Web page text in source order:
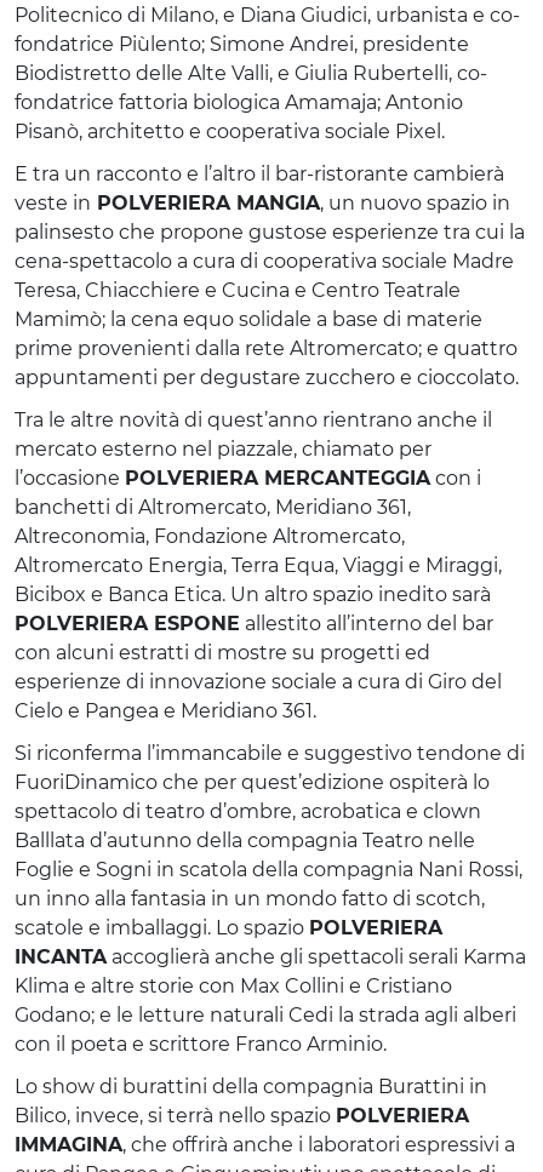
Politecnico di Milano, e Diana Giudici, urbanista e co-
fondatrice Piùlento; Simone Andrei, presidente
Biodistretto delle Alte Valli, e Giulia Rubertelli, co-
fondatrice fattoria biologica Amamaja; Antonio
Pisanò, architetto e cooperativa sociale Pixel.
E tra un racconto e l’altro il bar-ristorante cambierà
veste in POLVERIERA MANGIA, un nuovo spazio in
palinsesto che propone gustose esperienze tra cui la
cena-spettacolo a cura di cooperativa sociale Madre
Teresa, Chiacchiere e Cucina e Centro Teatrale
Mamimò; la cena equo solidale a base di materie
prime provenienti dalla rete Altromercato; e quattro
appuntamenti per degustare zucchero e cioccolato.
Tra le altre novità di quest’anno rientrano anche il
mercato esterno nel piazzale, chiamato per
l’occasione POLVERIERA MERCANTEGGIA con i
banchetti di Altromercato, Meridiano 361,
Altreconomia, Fondazione Altromercato,
Altromercato Energia, Terra Equa, Viaggi e Miraggi,
Bicibox e Banca Etica. Un altro spazio inedito sarà
POLVERIERA ESPONE allestito all’interno del bar
con alcuni estratti di mostre su progetti ed
esperienze di innovazione sociale a cura di Giro del
Cielo e Pangea e Meridiano 361.
Si riconferma l’immancabile e suggestivo tendone di
FuoriDinamico che per quest’edizione ospiterà lo
spettacolo di teatro d’ombre, acrobatica e clown
Balllata d’autunno della compagnia Teatro nelle
Foglie e Sogni in scatola della compagnia Nani Rossi,
un inno alla fantasia in un mondo fatto di scotch,
scatole e imballaggi. Lo spazio POLVERIERA
INCANTA accoglierà anche gli spettacoli serali Karma
Klima e altre storie con Max Collini e Cristiano
Godano; e le letture naturali Cedi la strada agli alberi
con il poeta e scrittore Franco Arminio.
Lo show di burattini della compagnia Burattini in
Bilico, invece, si terrà nello spazio POLVERIERA
IMMAGINA, che offrirà anche i laboratori espressivi a